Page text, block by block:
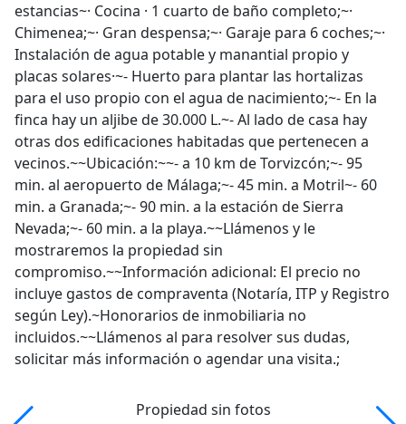
estancias~· Cocina · 1 cuarto de baño completo;~·
Chimenea;~· Gran despensa;~· Garaje para 6 coches;~·
Instalación de agua potable y manantial propio y
placas solares·~- Huerto para plantar las hortalizas
para el uso propio con el agua de nacimiento;~- En la
finca hay un aljibe de 30.000 L.~- Al lado de casa hay
otras dos edificaciones habitadas que pertenecen a
vecinos.~~Ubicación:~~- a 10 km de Torvizcón;~- 95
min. al aeropuerto de Málaga;~- 45 min. a Motril~- 60
min. a Granada;~- 90 min. a la estación de Sierra
Nevada;~- 60 min. a la playa.~~Llámenos y le
mostraremos la propiedad sin
compromiso.~~Información adicional: El precio no
incluye gastos de compraventa (Notaría, ITP y Registro
según Ley).~Honorarios de inmobiliaria no
incluidos.~~Llámenos al para resolver sus dudas,
solicitar más información o agendar una visita.;
Propiedad sin fotos